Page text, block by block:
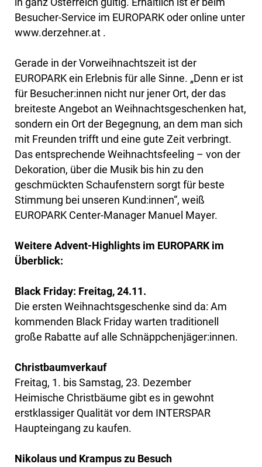
Besucher-Service im EUROPARK oder online unter
www.derzehner.at .
Gerade in der Vorweihnachtszeit ist der
EUROPARK ein Erlebnis für alle Sinne. „Denn er ist
für Besucher:innen nicht nur jener Ort, der das
breiteste Angebot an Weihnachtsgeschenken hat,
sondern ein Ort der Begegnung, an dem man sich
mit Freunden trifft und eine gute Zeit verbringt.
Das entsprechende Weihnachtsfeeling – von der
Dekoration, über die Musik bis hin zu den
geschmückten Schaufenstern sorgt für beste
Stimmung bei unseren Kund:innen“, weiß
EUROPARK Center-Manager Manuel Mayer.
Weitere Advent-Highlights im EUROPARK im
Überblick:
Black Friday: Freitag, 24.11.
Die ersten Weihnachtsgeschenke sind da: Am
kommenden Black Friday warten traditionell
große Rabatte auf alle Schnäppchenjäger:innen.
Christbaumverkauf
Freitag, 1. bis Samstag, 23. Dezember
Heimische Christbäume gibt es in gewohnt
erstklassiger Qualität vor dem INTERSPAR
Haupteingang zu kaufen.
Nikolaus und Krampus zu Besuch